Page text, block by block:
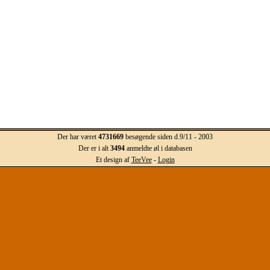
Der har været4731669besøgende siden d.9/11 - 2003
Der er i alt3494anmeldte øl i databasen
Et design af TeeVee- Login